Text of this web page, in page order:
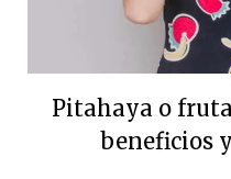
Pitahaya o fruta
beneficios